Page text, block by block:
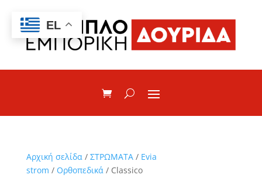
Αρχική σελίδα/ ΣΤΡΩΜΑΤΑ/ Evia
strom / Oρθοπεδικά/ Classico
EL